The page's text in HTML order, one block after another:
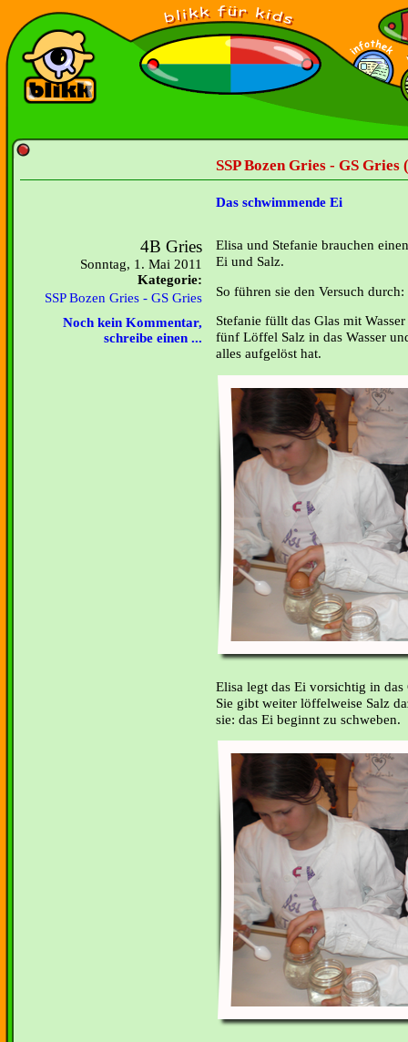
SSP Bozen Gries - GS Gries
Das schwimmende Ei
4B Gries
Sonntag, 1. Mai 2011
Kategorie:
SSP Bozen Gries - GS Gries
Noch kein Kommentar,
schreibe einen ...
Elisa und Stefanie brauchen
Ei und Salz.
So führen sie den Versuch durch:
Stefanie füllt das Glas mit
fünf Löffel Salz in das Wasser
alles aufgelöst hat.
Elisa legt das Ei vorsichtig in
Sie gibt weiter löffelweise Salz
sie: das Ei beginnt zu schweben.